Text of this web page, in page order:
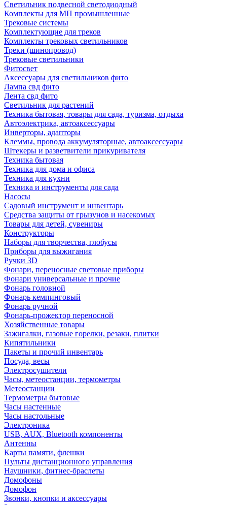
Светильник подвесной светодиодный
Комплекты для МП промышленные
Трековые системы
Комплектующие для треков
Комплекты трековых светильников
Треки (шинопровод)
Трековые светильники
Фитосвет
Аксессуары для светильников фито
Лампа свд фито
Лента свд фито
Светильник для растений
Техника бытовая, товары для сада, туризма, отдыха
Автоэлектрика, автоаксессуары
Инверторы, адапторы
Клеммы, провода аккумуляторные, автоаксессуары
Штекеры и разветвители прикуривателя
Техника бытовая
Техника для дома и офиса
Техника для кухни
Техника и инструменты для сада
Насосы
Садовый инструмент и инвентарь
Средства защиты от грызунов и насекомых
Товары для детей, сувениры
Конструкторы
Наборы для творчества, глобусы
Приборы для выжигания
Ручки 3D
Фонари, переносные световые приборы
Фонари универсальные и прочие
Фонарь головной
Фонарь кемпинговый
Фонарь ручной
Фонарь-прожектор переносной
Хозяйственные товары
Зажигалки, газовые горелки, резаки, плитки
Кипятильники
Пакеты и прочий инвентарь
Посуда, весы
Электросушители
Часы, метеостанции, термометры
Метеостанции
Термометры бытовые
Часы настенные
Часы настольные
Электроника
USB, AUX, Bluetooth компоненты
Антенны
Карты памяти, флешки
Пульты дистанционного управления
Наушники, фитнес-браслеты
Домофоны
Домофон
Звонки, кнопки и аксессуары